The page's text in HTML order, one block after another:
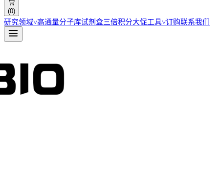
(0)
研究领域˅高通量分子库试剂盒三倍积分大促工具˅订购联系我们